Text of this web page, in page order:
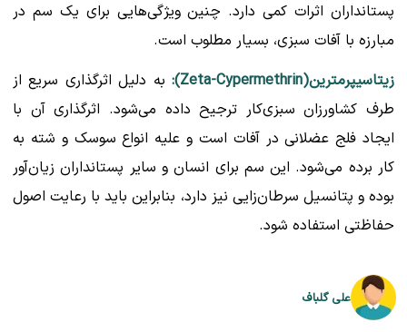
پستانداران اثرات کمی دارد. چنین ویژگی‌هایی برای یک سم در
مبارزه با آفات سبزی، بسیار مطلوب است.
زیتاسیپرمترین(Zeta-Cypermethrin):
به دلیل اثرگذاری سریع از
طرف کشاورزان سبزی‌کار ترجیح داده می‌شود. اثرگذاری آن با
ایجاد فلج عضلانی در آفات است و علیه انواع سوسک و شته به
کار برده می‌شود. این سم برای انسان و سایر پستانداران زیان‌آور
بوده و پتانسیل سرطان‌زایی نیز دارد، بنابراین باید با رعایت اصول
حفاظتی استفاده شود.
علی گلباف